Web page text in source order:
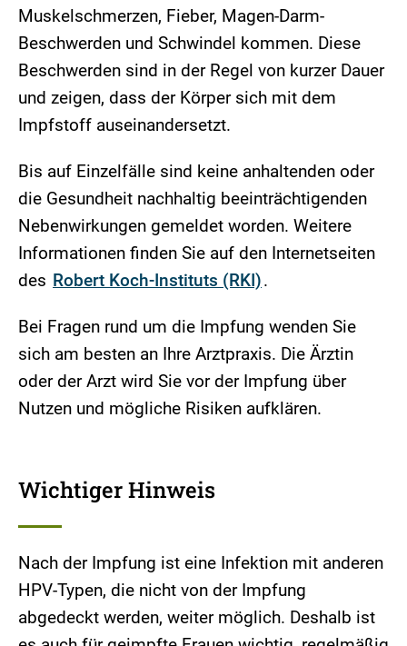
Muskelschmerzen, Fieber, Magen-Darm-
Beschwerden und Schwindel kommen. Diese
Beschwerden sind in der Regel von kurzer Dauer
und zeigen, dass der Körper sich mit dem
Impfstoff auseinandersetzt.
Bis auf Einzelfälle sind keine anhaltenden oder
die Gesundheit nachhaltig beeinträchtigenden
Nebenwirkungen gemeldet worden. Weitere
Informationen finden Sie auf den Internetseiten
des Robert Koch-Instituts (RKI).
Bei Fragen rund um die Impfung wenden Sie
sich am besten an Ihre Arztpraxis. Die Ärztin
oder der Arzt wird Sie vor der Impfung über
Nutzen und mögliche Risiken aufklären.
Wichtiger Hinweis
Nach der Impfung ist eine Infektion mit anderen
HPV-Typen, die nicht von der Impfung
abgedeckt werden, weiter möglich. Deshalb ist